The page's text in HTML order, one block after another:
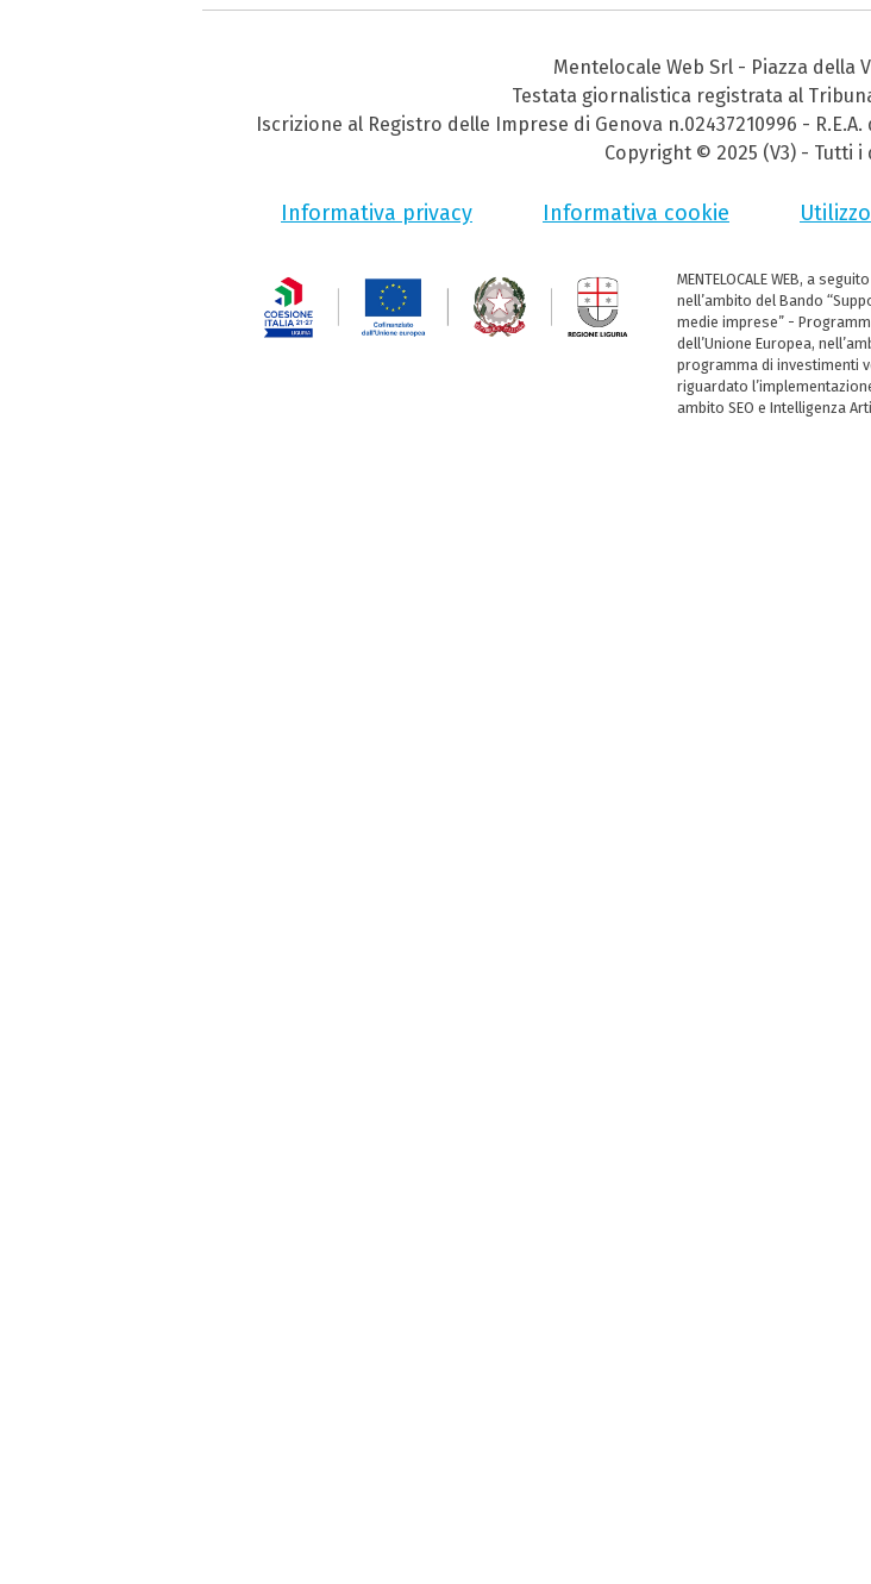
Mentelocale Web Srl - Piazza della
Testata giornalistica registrata al
Iscrizione al Registro delle Imprese di Genova n.02437210996 -
Copyright © 2025 (V3) - Tutti
Informativa privacy Informativa cookie
MENTELOCALE WEB, a
nell’ambito del Bando
medie imprese” -
dell’Unione Europea,
programma di investimenti
riguardato
ambito SEO e Intelligenza